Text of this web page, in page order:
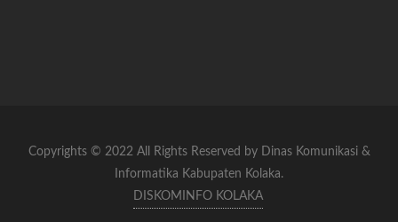
Copyrights © 2022 All Rights Reserved by Dinas Komunikasi &
Informatika Kabupaten Kolaka.
DISKOMINFO KOLAKA